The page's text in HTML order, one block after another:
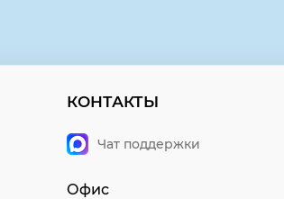
КОНТАКТЫ
Чат поддержки
Офис